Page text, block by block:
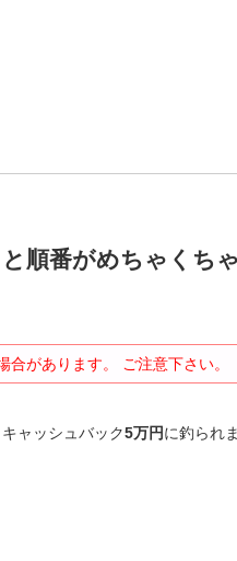
順番がめちゃくち
があります。 ご注意下さい。
ャッシュバック5万円に釣られ